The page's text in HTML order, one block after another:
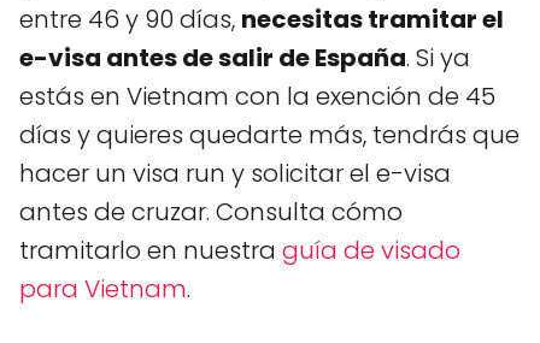
entre 46 y 90 días, necesitas tramitar el
e-visa antes de salir de España. Si ya
estás en Vietnam con la exención de 45
días y quieres quedarte más, tendrás que
hacer un visa run y solicitar el e-visa
antes de cruzar. Consulta cómo
tramitarlo en nuestra guía de visado
para Vietnam.